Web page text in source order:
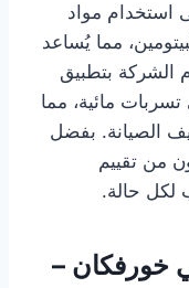
استخدام مواد
مما يُساعد
الشركة بتطبيق
مائية، مما
الصيانة. بفضل
من تقييم
لكل حالة.
خورفكان –